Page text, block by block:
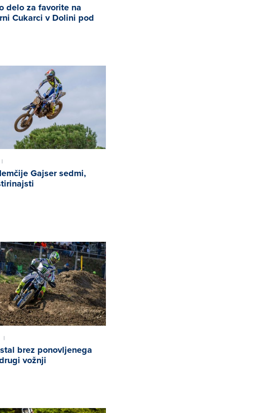
delo za favorite na
Cukarci v Dolini pod
|
Gajser sedmi,
|
brez ponovljenega
vožnji